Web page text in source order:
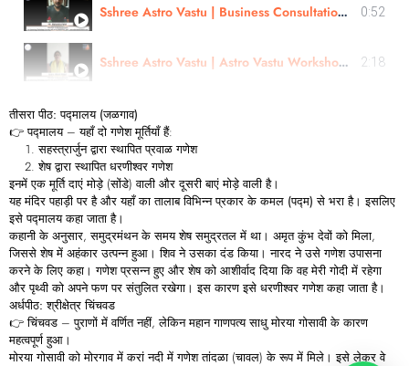
Sshree Astro Vastu | Business Consultation - Review | Mr Mahendra Patel | In Gujarati 0:52
Sshree Astro Vastu | Astro Vastu Workshop | Review | Astro Bhumi patel | In Gujarati 2:18
तीसरापीठ:पद्मालय (जळगाव)
👉पद्मालय– यहाँ दो गणेश मूर्तियाँ हैं:
सहस्त्रार्जुन द्वारा स्थापितप्रवाळगणेश
शेष द्वारा स्थापितधरणीश्वरगणेश
इनमें एक मूर्ति दाएं मोड़े (सोंडे) वाली और दूसरी बाएं मोड़े वाली है।
यह मंदिर पहाड़ी पर है और यहाँ का तालाब विभिन्न प्रकार केकमल (पद्म) से भरा है। इसलिए
इसेपद्मालयकहा जाता है।
कहानी के अनुसार, समुद्रमंथन के समय शेष समुद्रतल में था। अमृत कुंभ देवों को मिला,
जिससे शेष में अहंकार उत्पन्न हुआ। शिव ने उसका दंड किया। नारद ने उसे गणेश उपासना
करने के लिए कहा। गणेश प्रसन्न हुए और शेष को आशीर्वाद दिया कि वह मेरी गोदी में रहेगा
और पृथ्वी को अपने फण पर संतुलित रखेगा। इस कारण इसे धरणीश्वरगणेशकहा जाता है।
अर्धपीठ:श्रीक्षेत्रचिंचवड
👉 चिंचवड – पुराणों में वर्णित नहीं, लेकिन महान गाणपत्य साधुमोरयागोसावीके कारण
महत्वपूर्ण हुआ।
मोरया गोसावी को मोरगाव में करां नदी में गणेश तांदळा (चावल) के रूप में मिले। इसे लेकर वे